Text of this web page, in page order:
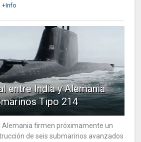
+Info
entre India y Alemania
Tipo 214
Alemania firmen próximamente un
de seis submarinos avanzados